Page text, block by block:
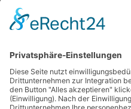
ASICS GEL-PULSE 17
Salomon OUTCHILL
ASICS GEL-